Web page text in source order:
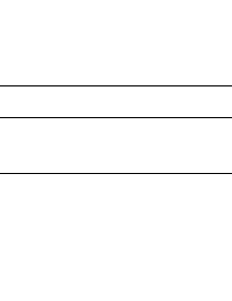
金會副主席董立均（Andy